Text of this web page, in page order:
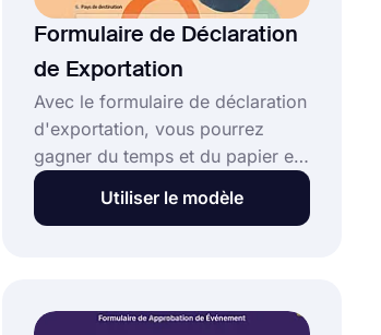
Formulaire de Déclaration
de Exportation
Avec le formulaire de déclaration
d'exportation, vous pourrez
gagner du temps et du papier en
effectuant tout électroniquement,
y compris l'impression et l'envoi
ces opérations gratuitement !
Utiliser le modèle